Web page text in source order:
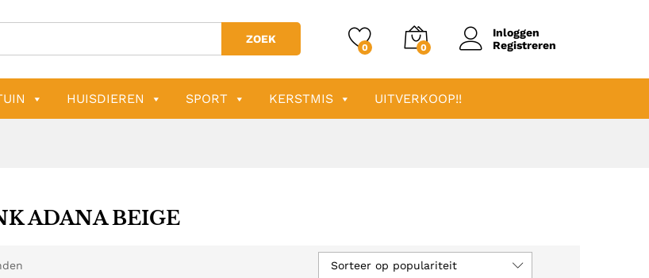
ZOEK
0 0
Inloggen
Registreren
HUISDIEREN SPORT KERSTMIS UITVERKOOP!!
ADANA BEIGE
Sorteer op populariteit